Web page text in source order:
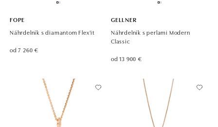
FOPE
Náhrdelník s diamantom Flex'it
od 7 260 €
GELLNER
Náhrdelník s perlami Modern
Classic
od 13 900 €